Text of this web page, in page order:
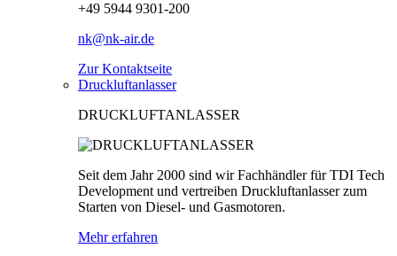
+49 5944 9301-200
nk@nk-air.de
Zur Kontaktseite
Druckluftanlasser
DRUCKLUFTANLASSER
Seit dem Jahr 2000 sind wir Fachhändler für TDI Tech
Development und vertreiben Druckluftanlasser zum
Starten von Diesel- und Gasmotoren.
Mehr erfahren